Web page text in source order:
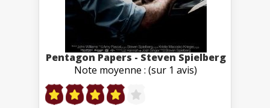
Pentagon Papers - Steven Spielberg
Note moyenne : (sur 1 avis)